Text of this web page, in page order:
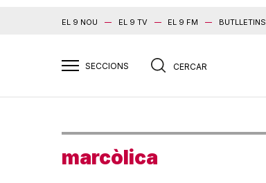
EL 9 NOU EL 9 TV EL 9 FM BUTLLETINS
marcòlica